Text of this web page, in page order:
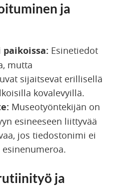
ja
Esinetiedot
mutta
sijaitsevat erillisellä
kovalevyillä.
Museotyöntekijän on
esineeseen liittyvää
jos tiedostonimi ei
ja